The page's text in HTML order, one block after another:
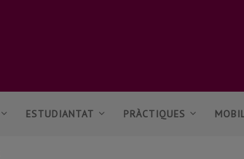
ESTUDIANTAT PRÀCTIQUES